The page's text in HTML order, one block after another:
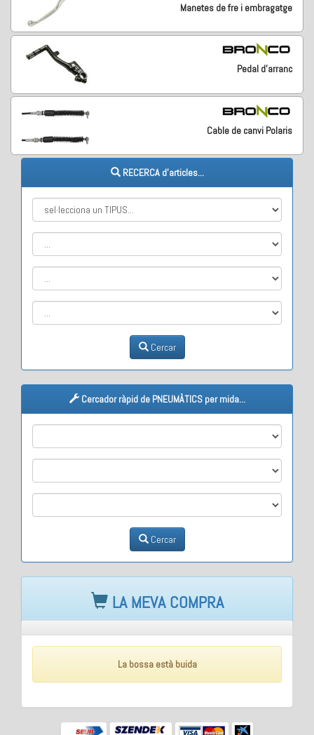
Manetes de fre i embragatge
Pedal d'arranc
Cable de canvi Polaris
RECERCA d'articles...
Cercar
Cercador ràpid de PNEUMÀTICS per mida...
Cercar
LA MEVA COMPRA
La bossa està buida